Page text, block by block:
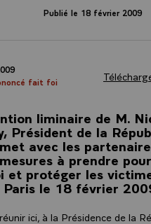
Publié le 18 février 2009
fait foi
liminaire de M.
Président de la
avec les
à prendre
et protéger les
Paris le 18 février
ici, à la Présidence de la